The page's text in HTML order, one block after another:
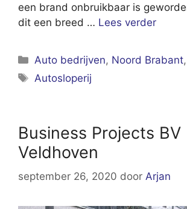
een brand onbruikbaar is
dit een breed … Lees verder
Categorieën
Auto bedrijven, Noord Brabant
Tags
Autosloperij
Business Projects BV
Veldhoven
september 26, 2020 door Arjan